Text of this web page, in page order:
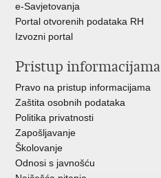
e-Savjetovanja
Portal otvorenih podataka RH
Izvozni portal
Pristup informacijama
Pravo na pristup informacijama
Zaštita osobnih podataka
Politika privatnosti
Zapošljavanje
Školovanje
Odnosi s javnošću